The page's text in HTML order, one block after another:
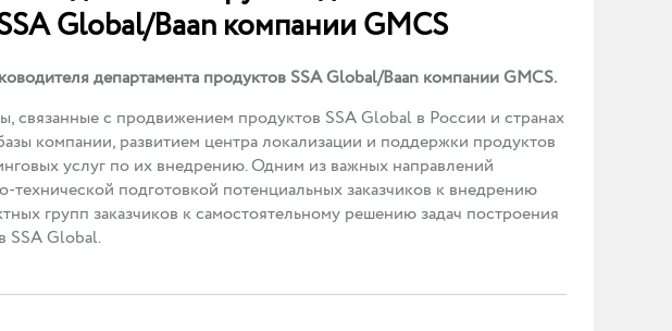
Global/Baan компании GMCS
департамента продуктов SSA Global/Baan компании GMCS.
связанные с продвижением продуктов SSA Global в России и странах
компании, развитием центра локализации и поддержки продуктов
услуг по их внедрению. Одним из важных направлений
технической подготовкой потенциальных заказчиков к внедрению
групп заказчиков к самостоятельному решению задач построения
SSA Global.